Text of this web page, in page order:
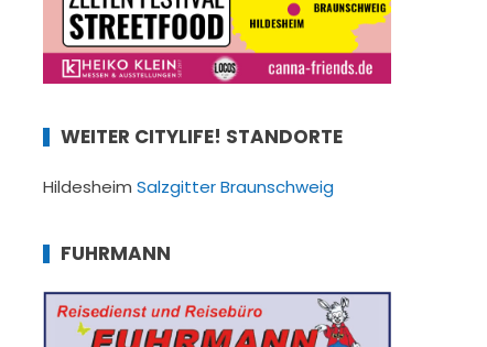
WEITER CITYLIFE! STANDORTE
Hildesheim SalzgitterBraunschweig
FUHRMANN